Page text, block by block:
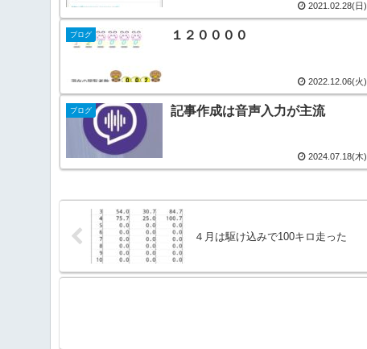
2021.02.28(日)
ブログ １２００００
2022.12.06(火)
ブログ 記事作成は音声入力が主流
2024.07.18(木)
４月は駆け込みで100キロ走った